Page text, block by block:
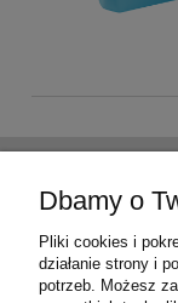
Dbamy o
Pliki cookies i
działanie strony i
potrzeb. Możesz